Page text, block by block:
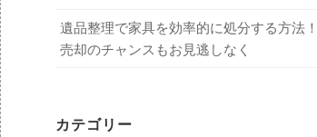
遺品整理で家具を効率的に処分する方法！
売却のチャンスもお見逃しなく
カテゴリー